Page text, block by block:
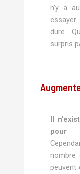
n’y a
dure.
surpris
Il
pour
nombre
peuvent